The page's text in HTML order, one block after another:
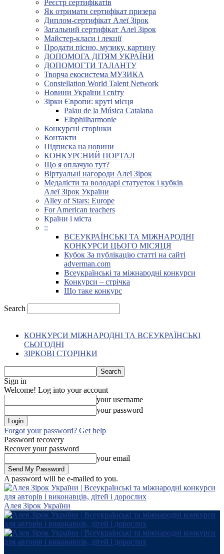
Реєстр сертифікатів
Як отримати сертифікат призера
Диплом-сертифікат Алеї Зірок
Загальний сертифікат Алеї Зірок
Майстер-класи і лекції
Продати пісню, музику, картину
ДОПОМОГА ДІТЯМ УКРАЇНИ
ДОПОМОГТИ ТАЛАНТУ
Творча екосистема МУЗИКА
Constellation World Talent Network
Новини України і світу
Зірки Європи: круті місця
Palau de la Música Catalana
Elbphilharmonie
Конкурсні сторінки
Контакти
Підписка на новини
КОНКУРСНИЙ ПОРТАЛ
Що я оплачую тут?
Віртуальні нагороди Алеї Зірок
Медалісти та володарі статуеток і кубків
Алеї Зірок України
Alley of Stars: Europe
For American teachers
Країни і міста
::
ВСЕУКРАЇНСЬКІ ТА МІЖНАРОДНІ
КОНКУРСИ ЦЬОГО МІСЯЦЯ
Кубок За публікацію статті на сайті
adverman.com
Всеукраїнські та міжнародні конкурси
Конкурси – стрічка
Що таке конкурс
Search
КОНКУРСИ МІЖНАРОДНІ ТА ВСЕУКРАЇНСЬКІ
СЬОГОДНІ
ЗІРКОВІ СТОРІНКИ
Sign in
Welcome! Log into your account
your username
your password
Forgot your password? Get help
Password recovery
Recover your password
your email
A password will be e-mailed to you.
Алея Зірок України